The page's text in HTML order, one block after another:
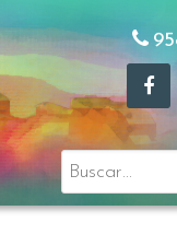
Buscar: